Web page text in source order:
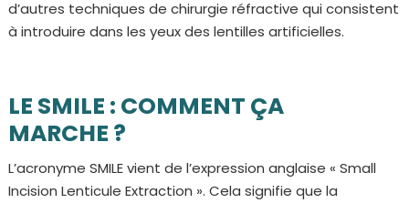
d’autres techniques de chirurgie réfractive qui consistent
à introduire dans les yeux des lentilles artificielles.
LE SMILE : COMMENT ÇA
MARCHE ?
L’acronyme SMILE vient de l’expression anglaise « Small
Incision Lenticule Extraction ». Cela signifie que la